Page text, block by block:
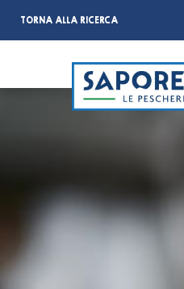
TORNA ALLA RICERCA